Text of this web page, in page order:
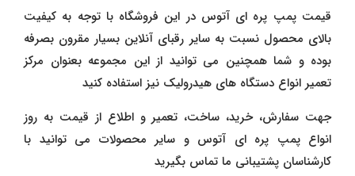
قیمت پمپ پره ای آتوس در این فروشگاه با توجه به کیفیت
بالای محصول نسبت به سایر رقبای آنلاین بسیار مقرون بصرفه
بوده و شما همچنین می توانید از این مجموعه بعنوان مرکز
تعمیر انواع دستگاه های هیدرولیک نیز استفاده کنید
جهت سفارش، خرید، ساخت، تعمیر و اطلاع از قیمت به روز
انواع پمپ پره ای آتوس و سایر محصولات می توانید با
کارشناسان پشتیبانی ما تماس بگیرید